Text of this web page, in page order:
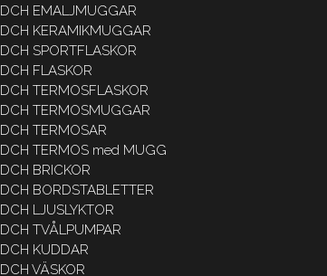
DCH EMALJMUGGAR
DCH KERAMIKMUGGAR
DCH SPORTFLASKOR
DCH FLASKOR
DCH TERMOSFLASKOR
DCH TERMOSMUGGAR
DCH TERMOSAR
DCH TERMOS med MUGG
DCH BRICKOR
DCH BORDSTABLETTER
DCH LJUSLYKTOR
DCH TVÅLPUMPAR
DCH KUDDAR
DCH VÄSKOR